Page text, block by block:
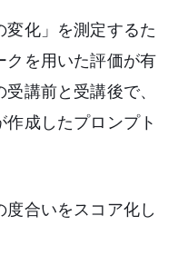
変化」を測定するた
クを用いた評価が有
講前と受講後で、
作成したプロンプト
合いをスコア化し